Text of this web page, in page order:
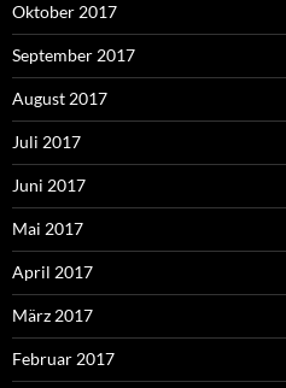
Oktober 2017
September 2017
August 2017
Juli 2017
Juni 2017
Mai 2017
April 2017
März 2017
Februar 2017